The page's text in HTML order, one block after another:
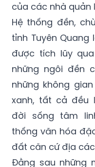
của các nhà quản
Hệ thống đền,
tỉnh Tuyên
được tích lũy
những ngôi đền
những không
xanh, tất cả đều
đời sống tâm
thống văn hóa
đất căn cứ địa
Đằng sau những